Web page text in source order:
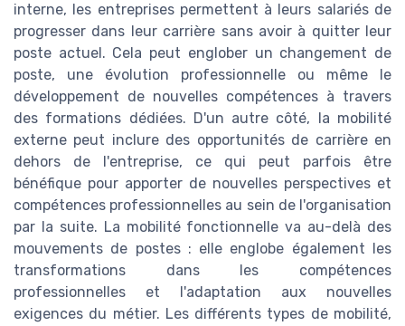
interne, les entreprises permettent à leurs salariés de
progresser dans leur carrière sans avoir à quitter leur
poste actuel. Cela peut englober un changement de
poste, une évolution professionnelle ou même le
développement de nouvelles compétences à travers
des formations dédiées. D'un autre côté, la mobilité
externe peut inclure des opportunités de carrière en
dehors de l'entreprise, ce qui peut parfois être
bénéfique pour apporter de nouvelles perspectives et
compétences professionnelles au sein de l'organisation
par la suite. La mobilité fonctionnelle va au-delà des
mouvements de postes : elle englobe également les
transformations dans les compétences
professionnelles et l'adaptation aux nouvelles
exigences du métier. Les différents types de mobilité,